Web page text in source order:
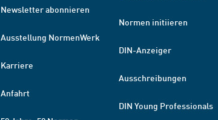
Newsletter abonnieren
Ausstellung NormenWerk
Karriere
Anfahrt
Normen initiieren
DIN-Anzeiger
Ausschreibungen
DIN Young Professionals